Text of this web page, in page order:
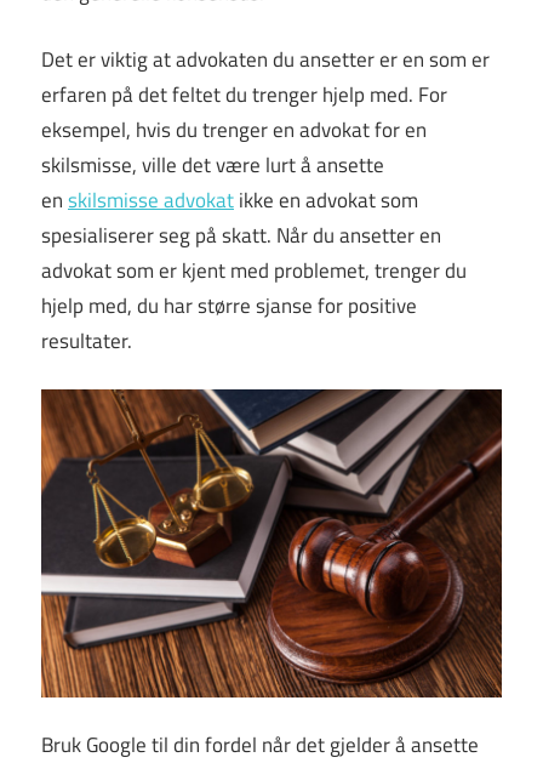
Det er viktig at advokaten du ansetter er en som er
erfaren på det feltet du trenger hjelp med. For
eksempel, hvis du trenger en advokat for en
skilsmisse, ville det være lurt å ansette
enskilsmisse advokatikke en advokat som
spesialiserer seg på skatt. Når du ansetter en
advokat som er kjent med problemet, trenger du
hjelp med, du har større sjanse for positive
resultater.
Bruk Google til din fordel når det gjelder å ansette